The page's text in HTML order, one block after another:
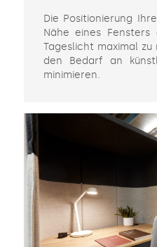
Die Positionierung
Nähe eines
Tageslicht maximal
den Bedarf an
minimieren.